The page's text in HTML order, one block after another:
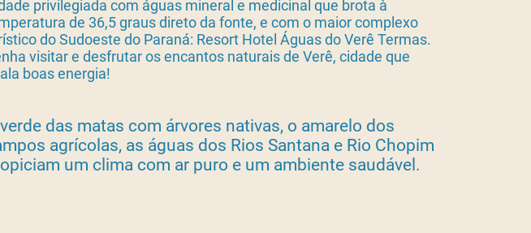
privilegiada com águas mineral e medicinal que brota à
de 36,5 graus direto da fonte, e com o maior complexo
do Sudoeste do Paraná: Resort Hotel Águas do Verê Termas.
visitar e desfrutar os encantos naturais de Verê, cidade que
boas energia!
das matas com árvores nativas, o amarelo dos
agrícolas, as águas dos Rios Santana e Rio Chopim
um clima com ar puro e um ambiente saudável.